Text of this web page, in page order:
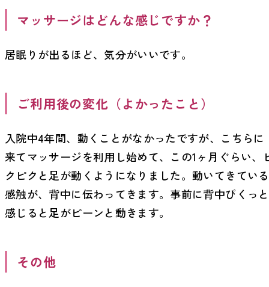
マッサージはどんな感じですか？
居眠りが出るほど、気分がいいです。
ご利用後の変化（よかったこと）
入院中4年間、動くことがなかったですが、こちらに
来てマッサージを利用し始めて、この1ヶ月ぐらい、
クピクと足が動くようになりました。動いてきている
感触が、背中に伝わってきます。事前に背中ぴくっと
感じると足がピーンと動きます。
その他